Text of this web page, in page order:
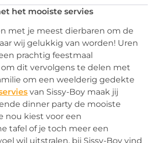
het mooiste servies
met je meest dierbaren om de
wij gelukkig van worden! Uren
prachtig feestmaal
dit vervolgens te delen met
om een weelderig gedekte
van Sissy-Boy maak jij
dinner party de mooiste
nou kiest voor een
tafel of je toch meer een
wil uitstralen, bij Sissy-Boy vind